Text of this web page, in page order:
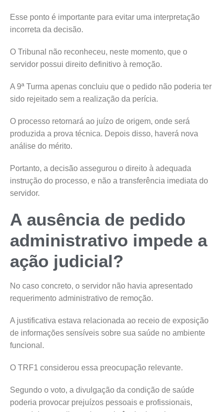
Esse ponto é importante para evitar uma interpretação
incorreta da decisão.
O Tribunal não reconheceu, neste momento, que o
servidor possui direito definitivo à remoção.
A 9ª Turma apenas concluiu que o pedido não poderia ter
sido rejeitado sem a realização da perícia.
O processo retornará ao juízo de origem, onde será
produzida a prova técnica. Depois disso, haverá nova
análise do mérito.
Portanto, a decisão assegurou o direito à adequada
instrução do processo, e não a transferência imediata do
servidor.
A ausência de pedido
administrativo impede a
ação judicial?
No caso concreto, o servidor não havia apresentado
requerimento administrativo de remoção.
A justificativa estava relacionada ao receio de exposição
de informações sensíveis sobre sua saúde no ambiente
funcional.
O TRF1 considerou essa preocupação relevante.
Segundo o voto, a divulgação da condição de saúde
poderia provocar prejuízos pessoais e profissionais,